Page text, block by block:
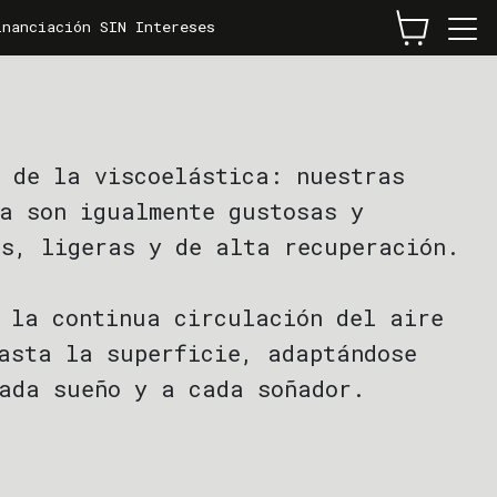
SIN Intereses
de la viscoelástica: nuestras
son igualmente gustosas y
ligeras y de alta recuperación.
la continua circulación del aire
la superficie, adaptándose
sueño y a cada soñador.
Mejor Colchón para Niños: Matrix